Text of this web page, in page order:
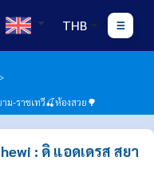
THB
าม-ราชเทวี🍒ห้องสวย🌳
: ดิ แอดเดรส สยา